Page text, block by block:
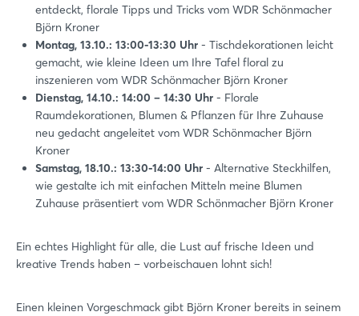
entdeckt, florale Tipps und Tricks vom WDR Schönmacher
Björn Kroner
Montag, 13.10.: 13:00-13:30 Uhr - Tischdekorationen leicht
gemacht, wie kleine Ideen um Ihre Tafel floral zu
inszenieren vom WDR Schönmacher Björn Kroner
Dienstag, 14.10.: 14:00 – 14:30 Uhr - Florale
Raumdekorationen, Blumen & Pflanzen für Ihre Zuhause
neu gedacht angeleitet vom WDR Schönmacher Björn
Kroner
Samstag, 18.10.: 13:30-14:00 Uhr - Alternative Steckhilfen,
wie gestalte ich mit einfachen Mitteln meine Blumen
Zuhause präsentiert vom WDR Schönmacher Björn Kroner
Ein echtes Highlight für alle, die Lust auf frische Ideen und
kreative Trends haben – vorbeischauen lohnt sich!
Einen kleinen Vorgeschmack gibt Björn Kroner bereits in seinem
Login
Einloggen
Passwort vergessen?
Noch nicht angemeldet?
Jetzt registrieren